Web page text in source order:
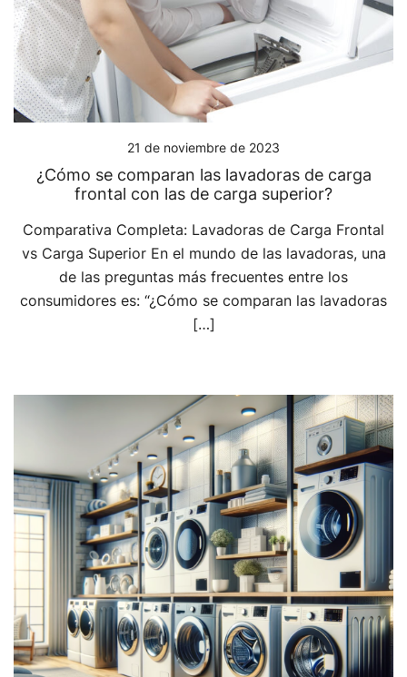
21 de noviembre de 2023
¿Cómo se comparan las lavadoras de carga
frontal con las de carga superior?
Comparativa Completa: Lavadoras de Carga Frontal
vs Carga Superior En el mundo de las lavadoras, una
de las preguntas más frecuentes entre los
consumidores es: “¿Cómo se comparan las lavadoras
[…]